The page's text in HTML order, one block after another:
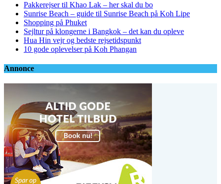
Pakkerejser til Khao Lak – her skal du bo
Sunrise Beach – guide til Sunrise Beach på Koh Lipe
Shopping på Phuket
Sejltur på klongerne i Bangkok – det kan du opleve
Hua Hin vejr og bedste rejsetidspunkt
10 gode oplevelser på Koh Phangan
Annonce